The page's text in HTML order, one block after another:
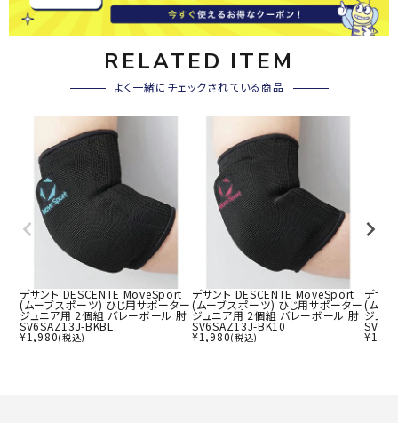
RELATED ITEM
よく一緒にチェックされている商品
デサント DESCENTE MoveSport
(ムーブスポーツ) ひじ用サポーター
ジュニア用 2個組 バレーボール 肘
SV6SAZ13J-BKBL
¥1,980(税込)
デサント DESCENTE MoveSport
(ムーブスポーツ) ひじ用サポーター
ジュニア用 2個組 バレーボール 肘
SV6SAZ13J-BK10
¥1,980(税込)
デサ
(ムー
ジュ
¥